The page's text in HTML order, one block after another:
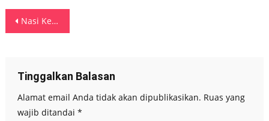
Navigasi
Nasi Kebuli Kambing dan Ayam, Makanan Sultan Arab Harga Terjangkau di Ambon
Tinggalkan Balasan
Alamat email Anda tidak akan dipublikasikan. Ruas yang
wajib ditandai *